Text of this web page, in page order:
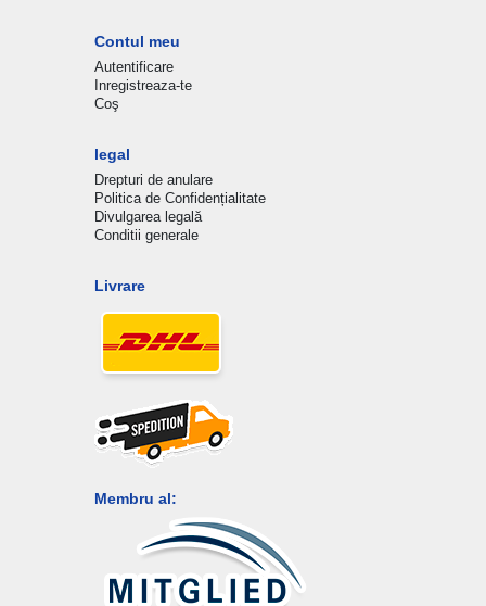
Contul meu
Autentificare
Inregistreaza-te
Coş
legal
Drepturi de anulare
Politica de Confidențialitate
Divulgarea legală
Conditii generale
Livrare
Membru al: